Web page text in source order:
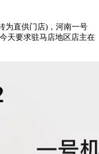
为直供门店)，河南一号
天要求驻马店地区店主在